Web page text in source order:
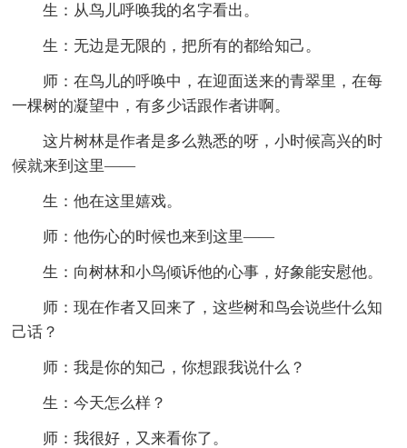
生：从鸟儿呼唤我的名字看出。
生：无边是无限的，把所有的都给知己。
师：在鸟儿的呼唤中，在迎面送来的青翠里，在每
一棵树的凝望中，有多少话跟作者讲啊。
这片树林是作者是多么熟悉的呀，小时候高兴的时
候就来到这里——
生：他在这里嬉戏。
师：他伤心的时候也来到这里——
生：向树林和小鸟倾诉他的心事，好象能安慰他。
师：现在作者又回来了，这些树和鸟会说些什么知
己话？
师：我是你的知己，你想跟我说什么？
生：今天怎么样？
师：我很好，又来看你了。